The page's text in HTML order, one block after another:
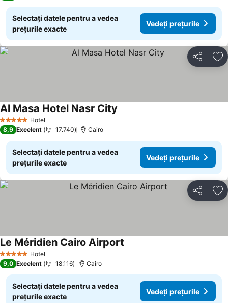
Selectați datele pentru a vedea
prețurile exacte
Vedeți prețurile
Distribuiți
5 Stele Hotel
Al Masa Hotel Nasr City
8,9 Excelent 17.740 Cairo
Selectați datele pentru a vedea
prețurile exacte
Vedeți prețurile
Distribuiți
5 Stele Hotel
Le Méridien Cairo Airport
9,0 Excelent 18.116 Cairo
Selectați datele pentru a vedea
prețurile exacte
Vedeți prețurile